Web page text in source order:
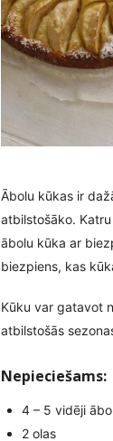
Ābolu kūkas ir
atbilstošāko.
ābolu kūka ar
biezpiens, kas
Kūku var gatavot
atbilstošās
Nepieciešams:
4 – 5 vidēji
2 olas